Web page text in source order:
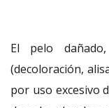
El pelo
(decoloración,
por uso excesivo